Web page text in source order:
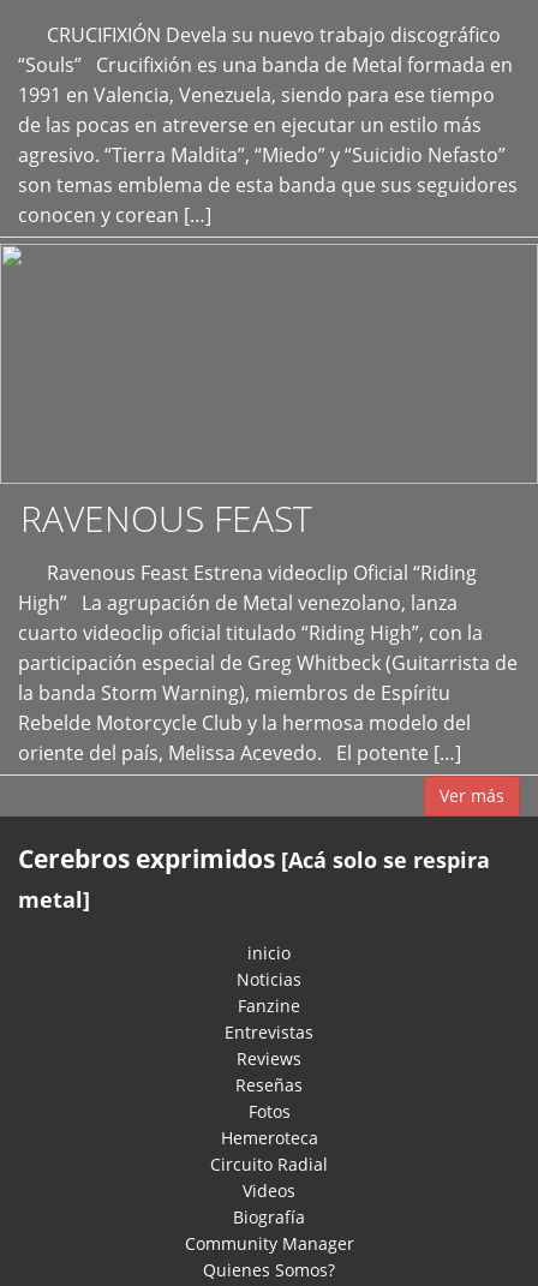
CRUCIFIXIÓN Devela su nuevo trabajo discográfico
“Souls” Crucifixión es una banda de Metal formada en
1991 en Valencia, Venezuela, siendo para ese tiempo
de las pocas en atreverse en ejecutar un estilo más
agresivo. “Tierra Maldita”, “Miedo” y “Suicidio Nefasto”
son temas emblema de esta banda que sus seguidores
conocen y corean […]
+
RAVENOUS FEAST
Ravenous Feast Estrena videoclip Oficial “Riding
High” La agrupación de Metal venezolano, lanza
cuarto videoclip oficial titulado “Riding High”, con la
participación especial de Greg Whitbeck (Guitarrista de
la banda Storm Warning), miembros de Espíritu
Rebelde Motorcycle Club y la hermosa modelo del
oriente del país, Melissa Acevedo. El potente […]
Ver más
Cerebros exprimidos [Acá solo se respira
metal]
inicio
Noticias
Fanzine
Entrevistas
Reviews
Reseñas
Fotos
Hemeroteca
Circuito Radial
Videos
Biografía
Community Manager
Quienes Somos?